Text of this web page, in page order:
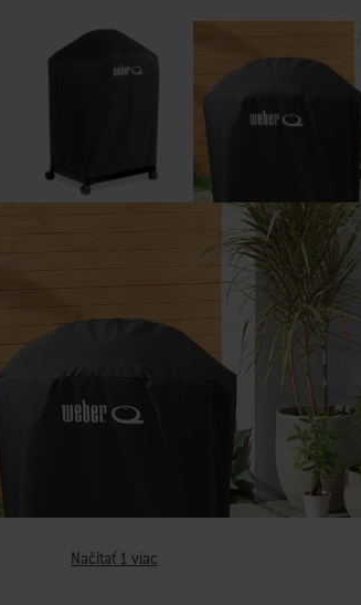
Načítať 1 viac